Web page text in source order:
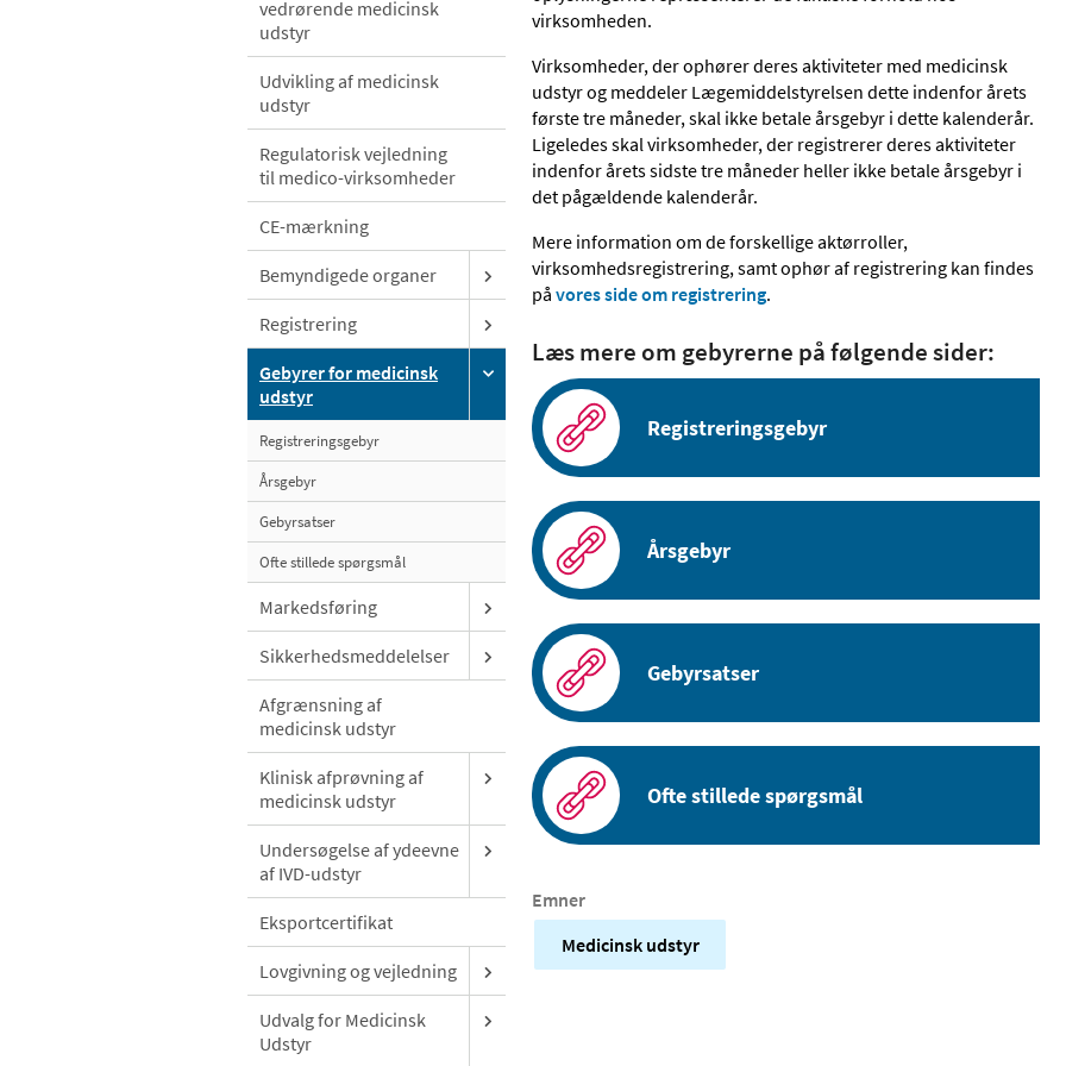
vedrørende medicinsk
udstyr
Udvikling af medicinsk
udstyr
Regulatorisk vejledning
til medico-virksomheder
CE-mærkning
Bemyndigede organer
Registrering
Gebyrer for medicinsk
udstyr
Registreringsgebyr
Årsgebyr
Gebyrsatser
Ofte stillede spørgsmål
Markedsføring
Sikkerhedsmeddelelser
Afgrænsning af
medicinsk udstyr
Klinisk afprøvning af
medicinsk udstyr
Undersøgelse af ydeevne
af IVD-udstyr
Eksportcertifikat
Lovgivning og vejledning
Udvalg for Medicinsk
Udstyr
virksomheden.
Virksomheder, der ophører deres aktiviteter med medicinsk
udstyr og meddeler Lægemiddelstyrelsen dette indenfor årets
første tre måneder, skal ikke betale årsgebyr i dette kalenderår.
Ligeledes skal virksomheder, der registrerer deres aktiviteter
indenfor årets sidste tre måneder heller ikke betale årsgebyr i
det pågældende kalenderår.
Mere information om de forskellige aktørroller,
virksomhedsregistrering, samt ophør af registrering kan findes
påvores side om registrering.
Læs mere om gebyrerne på følgende sider:
Registreringsgebyr
Årsgebyr
Gebyrsatser
Ofte stillede spørgsmål
Emner
Medicinsk udstyr